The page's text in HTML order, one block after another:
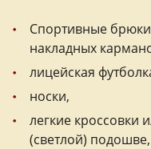
Спортивные брюки
накладных
лицейская
носки,
легкие кроссовки
(светлой)